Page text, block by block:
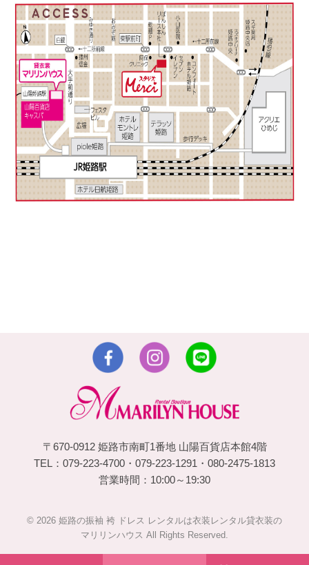
〒670-0912 姫路市南町1番地 山陽百貨店本館4階
TEL：079-223-4700・079-223-1291・080-2475-1813
営業時間：10:00～19:30
© 2026 姫路の振袖 袴 ドレス レンタルは衣装レンタル貸衣装の
マリリンハウス All Rights Reserved.